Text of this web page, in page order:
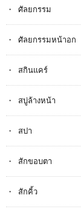
ศัลยกรรม
ศัลยกรรมหน้าอก
สกินแคร์
สบู่ล้างหน้า
สปา
สักขอบตา
สักคิ้ว